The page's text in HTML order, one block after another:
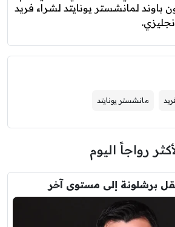
15 مليون باوند لمانشستر يونايتد لشراء فريد
مانشستر يونايتد
رواجاً اليوم
برشلونة إلى مستوى آخر